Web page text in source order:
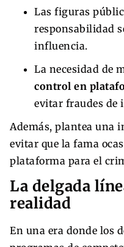
Las figuras
responsabilidad
influencia.
La necesidad de
control en
evitar fraudes de
Además, plantea una
evitar que la fama
plataforma para el
La delgada
realidad
En una era donde los